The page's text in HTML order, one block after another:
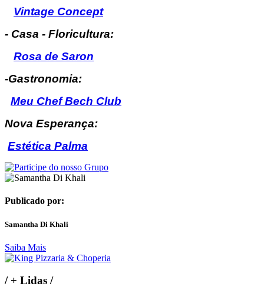
Vintage Concept
- Casa - Floricultura:
Rosa de Saron
-Gastronomia:
Meu Chef Bech Club
Nova Esperança:
Estética Palma
Publicado por:
Samantha Di Khali
Saiba Mais
/+ Lidas /